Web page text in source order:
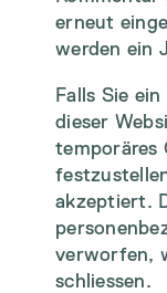
erneut
werden ein
Falls Sie
dieser
temporäres
akzeptiert.
verworfen,
schliessen.